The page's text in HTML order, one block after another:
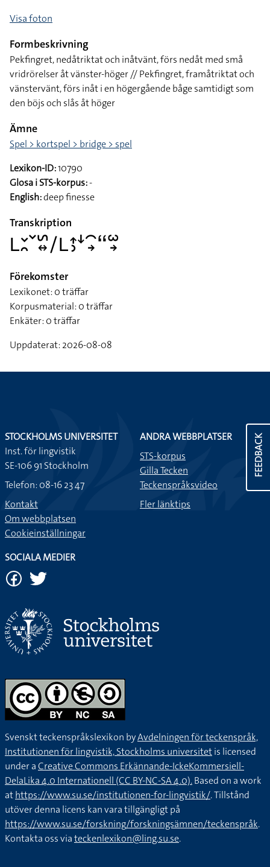
Visa foton
Formbeskrivning
Pekfingret, nedåtriktat och inåtvänt, förs nedåt med små
vridrörelser åt vänster-höger // Pekfingret, framåtriktat och
vänstervänt, förs inåt i en högergående båge samtidigt som
den böjs och slås åt höger
Ämne
Spel > kortspel > bridge > spel
Lexikon-ID:10790
Glosa i STS-korpus:-
English:deep finesse
Transkription
􌥈􌥖􌥘􌥧􌥲􌦉􌥠􌥈􌤴􌤶􌦄􌥯􌥽􌦨􌥱􌥽
Förekomster
Lexikonet: 0 träffar
Korpusmaterial: 0 träffar
Enkäter: 0 träffar
Uppdaterat: 2026-08-08
FEEDBACK
STOCKHOLMS UNIVERSITET
Inst. för lingvistik
SE-106 91 Stockholm
Telefon: 08-16 23 47
Kontakt
Om webbplatsen
Cookieinställningar
ANDRA WEBBPLATSER
STS-korpus
Gilla Tecken
Teckenspråksvideo
Fler länktips
SOCIALA MEDIER
Svenskt teckenspråkslexikon byAvdelningen för teckenspråk,
Institutionen för lingvistik, Stockholms universitetis licensed
under aCreative Commons Erkännande-IckeKommersiell-
DelaLika 4.0 Internationell (CC BY-NC-SA 4.0).Based on a work
athttps://www.su.se/institutionen-for-lingvistik/. Tillstånd
utöver denna licens kan vara tillgängligt på
https://www.su.se/forskning/forskningsämnen/teckenspråk.
Kontakta oss viateckenlexikon@ling.su.se.